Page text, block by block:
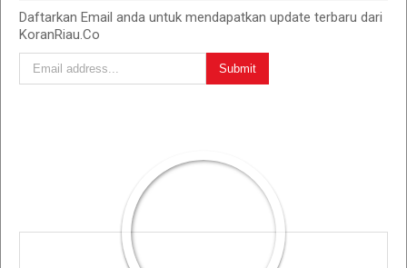
Daftarkan Email anda untuk mendapatkan update terbaru dari
KoranRiau.Co